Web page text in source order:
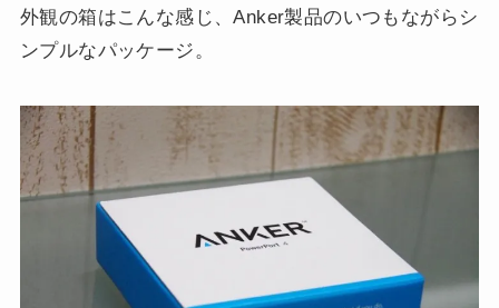
外観の箱はこんな感じ、Anker製品のいつもながらシ
ンプルなパッケージ。